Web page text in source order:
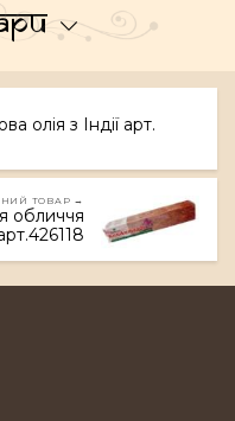
олія з Індії арт.
ТОВАР →
обличчя